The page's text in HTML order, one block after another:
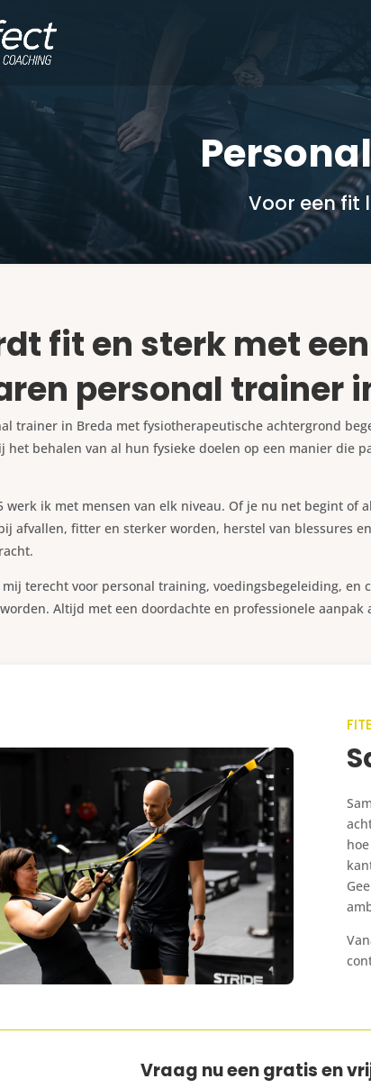
Voor een fit
fit en sterk met een
personal trainer
trainer in Breda met fysiotherapeutische achtergrond
het behalen van al hun fysieke doelen op een manier die
werk ik met mensen van elk niveau. Of je nu net begint of
afvallen, fitter en sterker worden, herstel van blessures
mij terecht voor personal training, voedingsbegeleiding, en
Altijd met een doordachte en professionele aanpak
Vraag nu een gratis en